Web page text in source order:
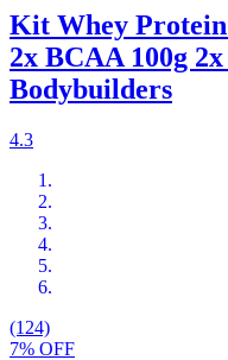
Kit Whey Protein
2x BCAA 100g
Bodybuilders
4.3
(124)
7% OFF